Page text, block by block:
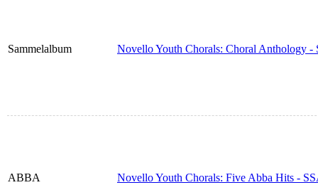
Sammelalbum Novello Youth Chorals: Choral Anthology -
ABBA Novello Youth Chorals: Five Abba Hits -